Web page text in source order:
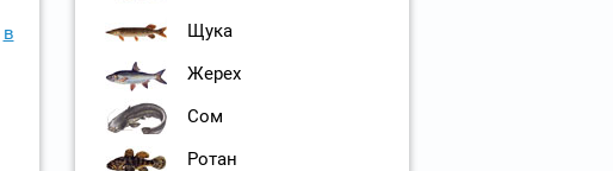
в
Щука
Жерех
Сом
Ротан